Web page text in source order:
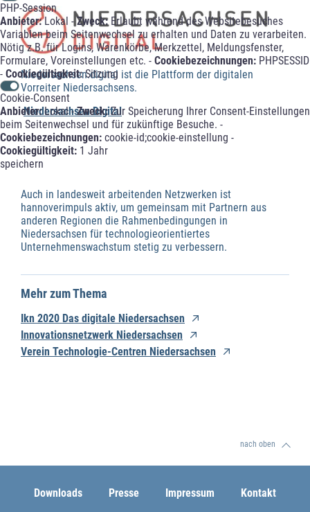
PHP-Session
Anbieter:Lokal -Zweck: Erlaubt während des Websitebesuches
Variablen beim Seitenwechsel zu erhalten und Daten zu verarbeiten.
Nötig z.B. für Logins, Warenkörbe, Merkzettel, Meldungsfenster,
Formulare, Voreinstellungen etc. - Cookiebezeichnungen: PHPSESSID
- Cookiegültigkeit:Sitzung
Cookie-Consent
Anbieter:Lokal -Zweck:Zur Speicherung Ihrer Consent-Einstellungen
beim Seitenwechsel und für zukünftige Besuche. -
Cookiebezeichnungen: cookie-id;cookie-einstellung -
Cookiegültigkeit: 1 Jahr
speichern
Niedersachsen.digital ist die Plattform der digitalen
Vorreiter Niedersachsens.
Niedersachsen Digital
Auch in landesweit arbeitenden Netzwerken ist
hannoverimpuls aktiv, um gemeinsam mit Partnern aus
anderen Regionen die Rahmenbedingungen in
Niedersachsen für technologieorientiertes
Unternehmenswachstum stetig zu verbessern.
Mehr zum Thema
Ikn 2020 Das digitale Niedersachsen
Innovationsnetzwerk Niedersachsen
Verein Technologie-Centren Niedersachsen
nach oben
Downloads Presse Impressum
Kontakt